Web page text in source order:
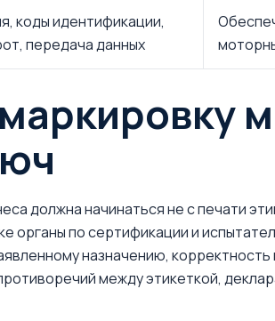
коды идентификации,
передача данных
должна начинаться не с печати
органы по сертификации и
назначению,
между этикеткой,